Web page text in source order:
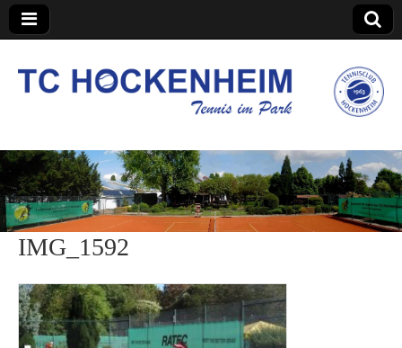
TC Hockenheim
IMG_1592